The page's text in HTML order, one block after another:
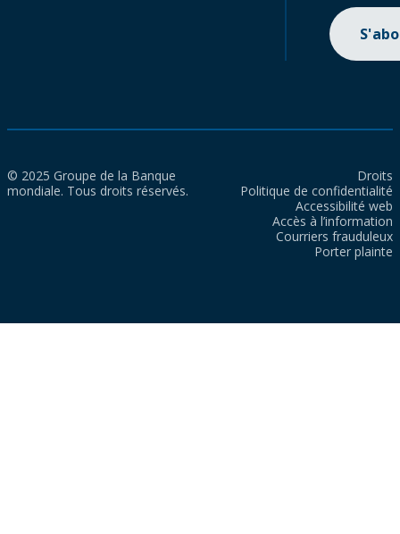
© 2025 Groupe de la Banque
mondiale. Tous droits réservés.
Droits
Politique de confidentialité
Accessibilité web
Accès à l’information
Courriers frauduleux
Porter plainte